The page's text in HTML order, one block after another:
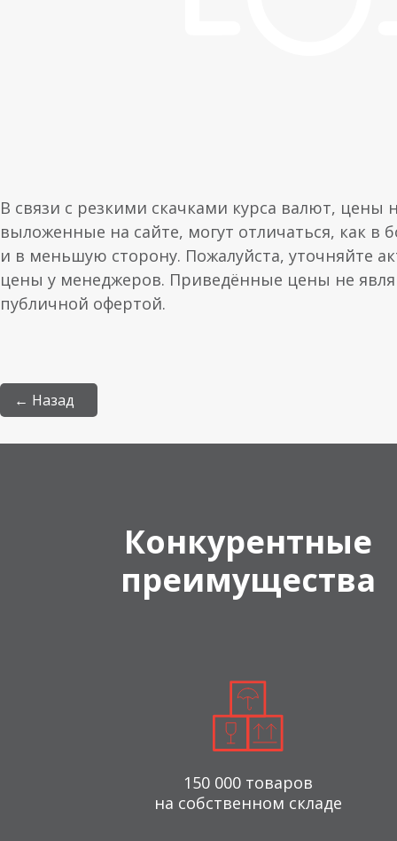
В связи с резкими скачками курса валют, цены
выложенные на сайте, могут отличаться, как в
и в меньшую сторону. Пожалуйста, уточняйте
цены у менеджеров. Приведённые цены не
публичной офертой.
← Назад
Конкурентные
преимущества
150 000 товаров
на собственном складе